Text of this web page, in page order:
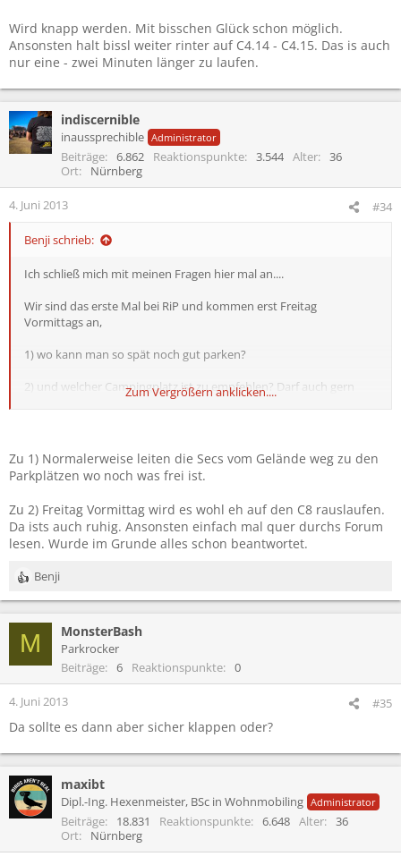
Wird knapp werden. Mit bisschen Glück schon möglich.
Ansonsten halt bissl weiter rinter auf C4.14 - C4.15. Das is auch
nur eine - zwei Minuten länger zu laufen.
indiscernible
inaussprechible Administrator
Beiträge 6.862 Reaktionspunkte 3.544 Alter
36
Ort
Nürnberg
4. Juni 2013 #34
Benji schrieb:
Ich schließ mich mit meinen Fragen hier mal an....
Wir sind das erste Mal bei RiP und kommen erst Freitag
Vormittags an,
1) wo kann man so spät noch gut parken?
2) und welcher Campingplatz ist zu empfehlen? Darf auch gern
Zum Vergrößern anklicken....
Zu 1) Normalerweise leiten die Secs vom Gelände weg zu den
Parkplätzen wo noch was frei ist.
Zu 2) Freitag Vormittag wird es wohl eh auf den C8 rauslaufen.
Da ists auch ruhig. Ansonsten einfach mal quer durchs Forum
lesen. Wurde im Grunde alles schon beantwortet.
R
e
i
n
e
n
Benji
M MonsterBash
Parkrocker
Beiträge
6 Reaktionspunkte 0
4. Juni 2013 #35
Da sollte es dann aber sicher klappen oder?
maxibt
Dipl.-Ing. Hexenmeister, BSc in Wohnmobiling Administrator
Beiträge 18.831 Reaktionspunkte 6.648 Alter
36
Ort
Nürnberg